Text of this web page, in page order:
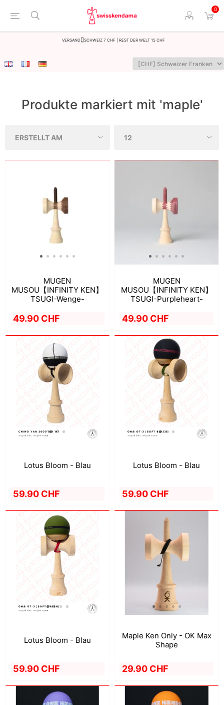
0
Versand Schweiz 7 CHF | Rest der Welt 15 CHF
Produkte markiert mit 'maple'
MUGEN
MUSOU【INFINITY KEN】
TSUGI-Wenge-
49.90 CHF
MUGEN
MUSOU【INFINITY KEN】
TSUGI-Purpleheart-
49.90 CHF
Lotus Bloom - Blau
59.90 CHF
Lotus Bloom - Blau
59.90 CHF
Lotus Bloom - Blau
59.90 CHF
Maple Ken Only - OK Max
Shape
29.90 CHF